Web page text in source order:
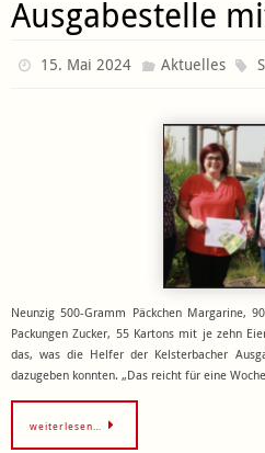
Ausgabestelle
15. Mai 2024 Aktuelles
Neunzig 500-Gramm Päckchen Margarine,
Packungen Zucker, 55 Kartons mit je zehn
das, was die Helfer der Kelsterbacher
dazugeben konnten. „Das reicht für eine
weiterlesen…